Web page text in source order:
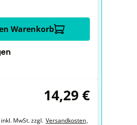
Warenkorb
14,29 €
MwSt. zzgl. Versandkosten,